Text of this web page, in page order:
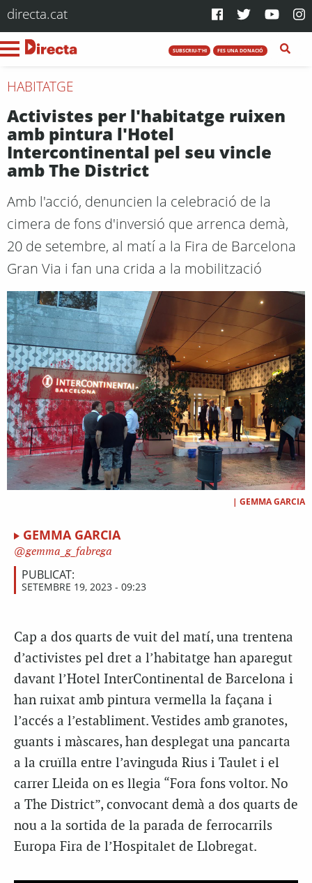
directa.cat
SUBSCRIU-T'HI FES UNA DONACIÓ
HABITATGE
Activistes per l'habitatge ruixen
amb pintura l'Hotel
Intercontinental pel seu vincle
amb The District
Amb l'acció, denuncien la celebració de la
cimera de fons d'inversió que arrenca demà,
20 de setembre, al matí a la Fira de Barcelona
Gran Via i fan una crida a la mobilització
| GEMMA GARCIA
GEMMA GARCIA
gemma_g_fabrega
PUBLICAT:
SETEMBRE 19, 2023 - 09:23
Cap a dos quarts de vuit del matí, una trentena
d’activistes pel dret a l’habitatge han aparegut
davant l’Hotel InterContinental de Barcelona i
han ruixat amb pintura vermella la façana i
l’accés a l’establiment. Vestides amb granotes,
guants i màscares, han desplegat una pancarta
a la cruïlla entre l’avinguda Rius i Taulet i el
carrer Lleida on es llegia “Fora fons voltor. No
a The District”, convocant demà a dos quarts de
nou a la sortida de la parada de ferrocarrils
Europa Fira de l’Hospitalet de Llobregat.